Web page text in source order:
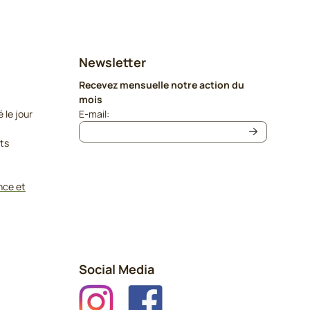
le jour
et
Newsletter
Recevez mensuelle notre action du
mois
E-mail:Saisissez votre adresse e-mail pour la
Social Media